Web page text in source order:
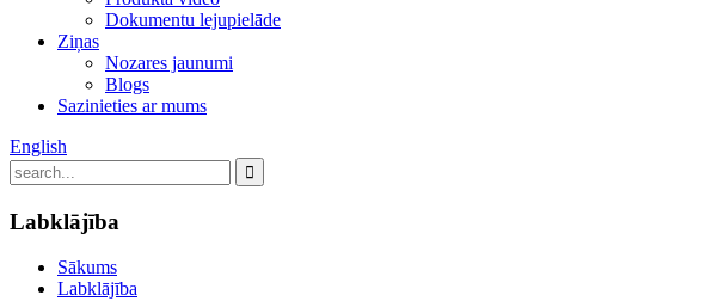
Dokumentu lejupielāde
Ziņas
Nozares jaunumi
Blogs
Sazinieties ar mums
English
Labklājība
Sākums
Labklājība